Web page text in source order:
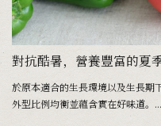
對抗酷暑，營養豐富的夏
於原本適合的生長環境以及生長期
外型比例均衡並蘊含實在好味道。...